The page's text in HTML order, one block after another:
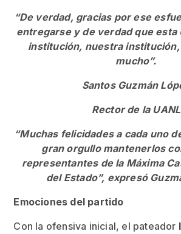
“De verdad, gracias por ese
entregarse y de verdad que esta
institución, nuestra
mucho”.
Santos Guzmán
Rector de la UANL
“Muchas felicidades a cada uno
gran orgullo mantenerlos
representantes de la Máxima
del Estado”, expresó
Emociones del partido
Con la ofensiva inicial, el pateador